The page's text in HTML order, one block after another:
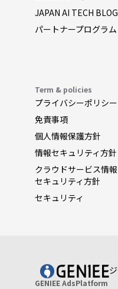
JAPAN AI TECH BLOG
パートナープログラム
Term & policies
プライバシーポリシー
免責事項
個人情報保護方針
情報セキュリティ方針
クラウドサービス情報
セキュリティ方針
セキュリティ
GENIEE AdsPlatform